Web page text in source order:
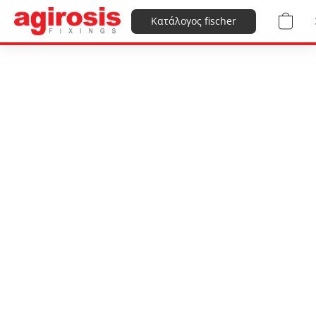
Κατάλογος fischer